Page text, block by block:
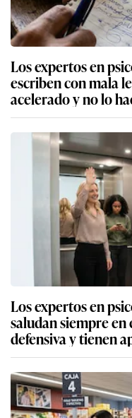
Los expertos en
escriben con mala
acelerado y no lo
Los expertos en
saludan siempre en
defensiva y tienen